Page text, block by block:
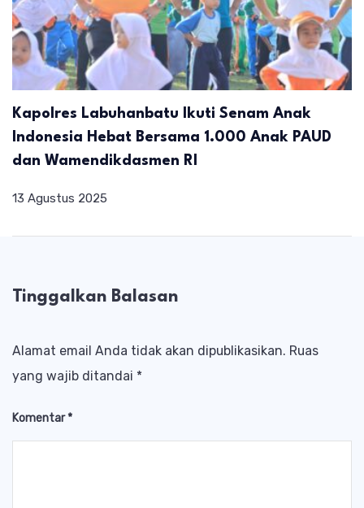
Kapolres Labuhanbatu Ikuti Senam Anak
Indonesia Hebat Bersama 1.000 Anak PAUD
dan Wamendikdasmen RI
13 Agustus 2025
Tinggalkan Balasan
Alamat email Anda tidak akan dipublikasikan. Ruas
yang wajib ditandai *
Komentar*